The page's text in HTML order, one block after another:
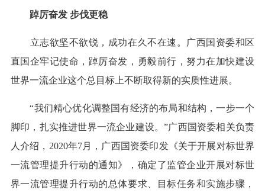
踔厉奋发 步伐更稳
立志欲坚不欲锐，成功在久不在速。广西国资委和区
直国企牢记使命，踔厉奋发，勇毅前行，努力在加快建设
世界一流企业这个总目标上不断取得新的实质性进展。
“我们精心优化调整国有经济的布局和结构，一步一个
脚印，扎实推进世界一流企业建设。”广西国资委相关负责
人介绍，2020年7月，广西国资委印发《关于开展对标世界
一流管理提升行动的通知》，确定了监管企业开展对标世
界一流管理提升行动的总体要求、目标任务和实施步骤，